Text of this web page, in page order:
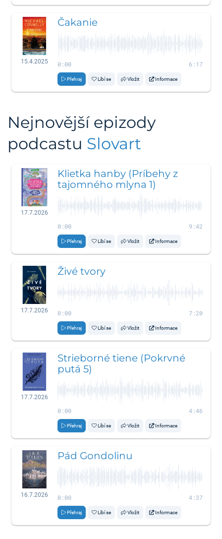
15.4.2025
Čakanie
0:00 6:17
Přehraj Líbí se Vložit Informace
Nejnovější epizody
podcastu Slovart
17.7.2026
Klietka hanby (Príbehy z
tajomného mlyna 1)
0:00 9:42
Přehraj Líbí se Vložit Informace
17.7.2026
Živé tvory
0:00 7:20
Přehraj Líbí se Vložit Informace
17.7.2026
Strieborné tiene (Pokrvné
putá 5)
0:00 4:46
Přehraj Líbí se Vložit Informace
16.7.2026
Pád Gondolinu
0:00 4:37
Přehraj Líbí se Vložit Informace